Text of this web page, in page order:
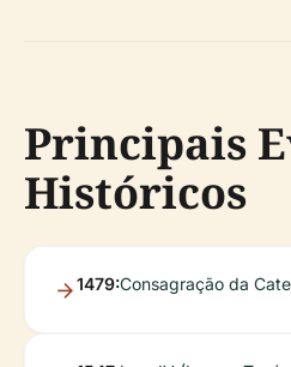
Principais
Históricos
1479:Consagração da